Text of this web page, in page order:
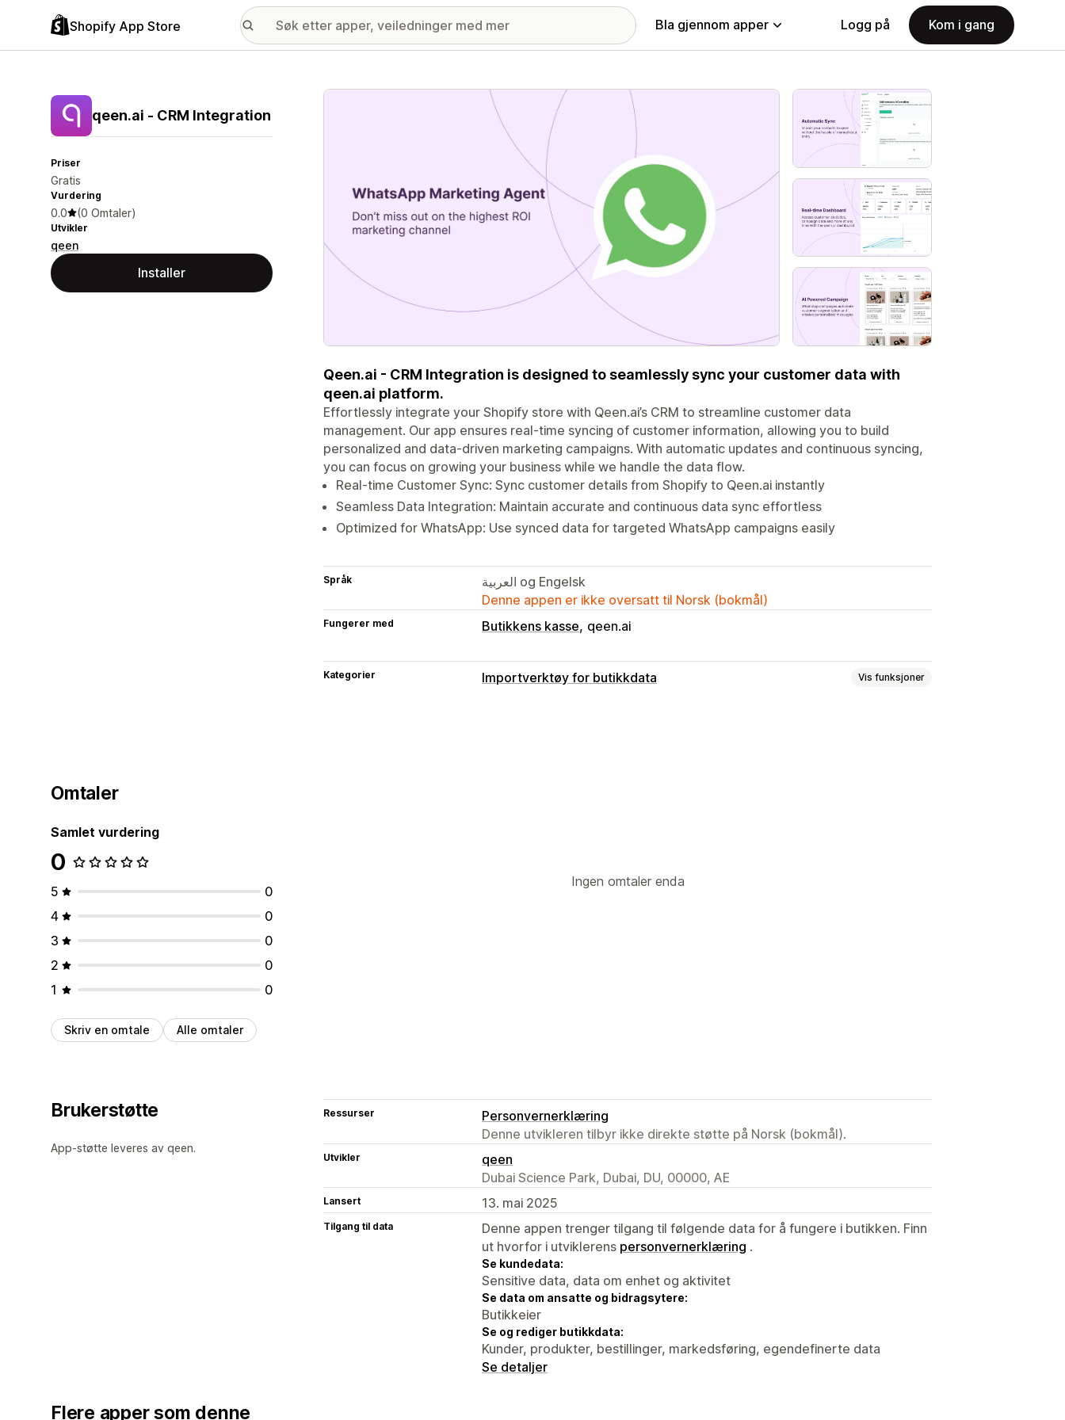
Shopify App Store Bla gjennom apper Logg på Kom i gang
qeen.ai ‑ CRM Integration
Priser
Gratis
Vurdering
0.0 (0 Omtaler)
Utvikler
qeen
Installer
Galleri med fremhevede bilder
Qeen.ai - CRM Integration is designed to seamlessly sync your customer data with
qeen.ai platform.
Effortlessly integrate your Shopify store with Qeen.ai’s CRM to streamline customer data
management. Our app ensures real-time syncing of customer information, allowing you to build
personalized and data-driven marketing campaigns. With automatic updates and continuous syncing,
you can focus on growing your business while we handle the data flow.
Real-time Customer Sync: Sync customer details from Shopify to Qeen.ai instantly
Seamless Data Integration: Maintain accurate and continuous data sync effortless
Optimized for WhatsApp: Use synced data for targeted WhatsApp campaigns easily
Språk
العربية og Engelsk
Denne appen er ikke oversatt til Norsk (bokmål)
Fungerer med Butikkens kasse qeen.ai
Kategorier Importverktøy for butikkdata Vis funksjoner
Omtaler
Samlet vurdering
0
5
0
4
0
3
0
2
0
1
0
Skriv en omtale Alle omtaler
Ingen omtaler enda
Brukerstøtte
App-støtte leveres av qeen.
Ressurser
Personvernerklæring
Denne utvikleren tilbyr ikke direkte støtte på Norsk (bokmål).
Utvikler
qeen
Dubai Science Park, Dubai, DU, 00000, AE
Lansert 13. mai 2025
Tilgang til data
Denne appen trenger tilgang til følgende data for å fungere i butikken. Finn
ut hvorfor i utviklerens personvernerklæring .
Se kundedata:
Sensitive data, data om enhet og aktivitet
Se data om ansatte og bidragsytere:
Butikkeier
Se og rediger butikkdata:
Kunder, produkter, bestillinger, markedsføring, egendefinerte data
Se detaljer
Flere apper som denne